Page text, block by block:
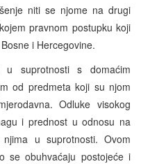
niti se njome na drugi
pravnom postupku koji
i Hercegovine.
suprotnosti s domaćim
od predmeta koji su njom
Odluke visokog
i prednost u odnosu na
u suprotnosti. Ovom
se obuhvaćaju postojeće i